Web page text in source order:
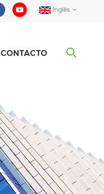
Inglés
CONTACTO